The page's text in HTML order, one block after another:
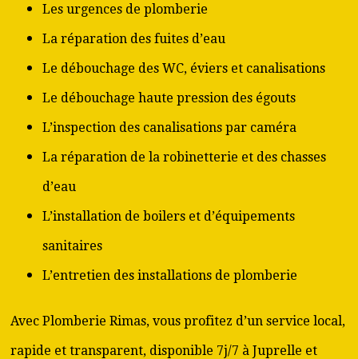
Les urgences de plomberie
La réparation des fuites d’eau
Le débouchage des WC, éviers et canalisations
Le débouchage haute pression des égouts
L’inspection des canalisations par caméra
La réparation de la robinetterie et des chasses
d’eau
L’installation de boilers et d’équipements
sanitaires
L’entretien des installations de plomberie
Avec Plomberie Rimas, vous profitez d’un service local,
rapide et transparent, disponible 7j/7 à Juprelle et